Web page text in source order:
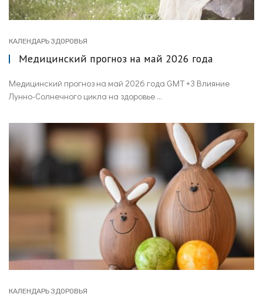
КАЛЕНДАРЬ ЗДОРОВЬЯ
Медицинский прогноз на май 2026 года
Медицинский прогноз на май 2026 года GMT +3 Влияние
Лунно-Солнечного цикла на здоровье ...
КАЛЕНДАРЬ ЗДОРОВЬЯ